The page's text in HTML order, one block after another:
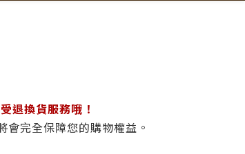
退換貨服務哦！
完全保障您的購物權益。